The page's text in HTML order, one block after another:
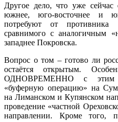
Другое дело, что уже сейчас
южнее, юго-восточнее и
потребуют от противника
сравнимого с аналогичным
западнее Покровска.
Вопрос о том – готово ли
остаётся открытым.
ОДНОВРЕМЕННО с этим
«буферную операцию» на
на Лиманском и Купянском
проведение «частной
направлении. Кроме того,